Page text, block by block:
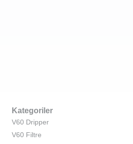
Kategoriler
V60 Dripper
V60 Filtre